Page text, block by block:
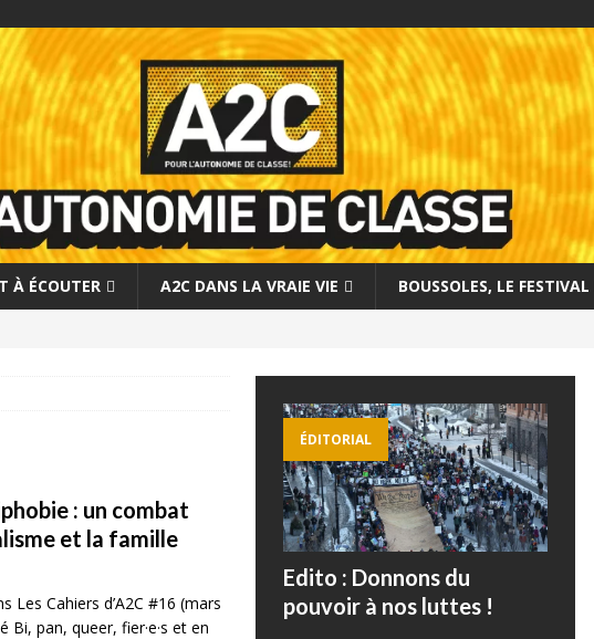
À ÉCOUTER A2C DANS LA VRAIE VIE BOUSSOLES, LE
: un combat
et la famille
Les Cahiers d’A2C #16 (mars
Bi, pan, queer, fier·e·s et en
ÉDITORIAL
Edito : Donnons du
pouvoir à nos luttes !